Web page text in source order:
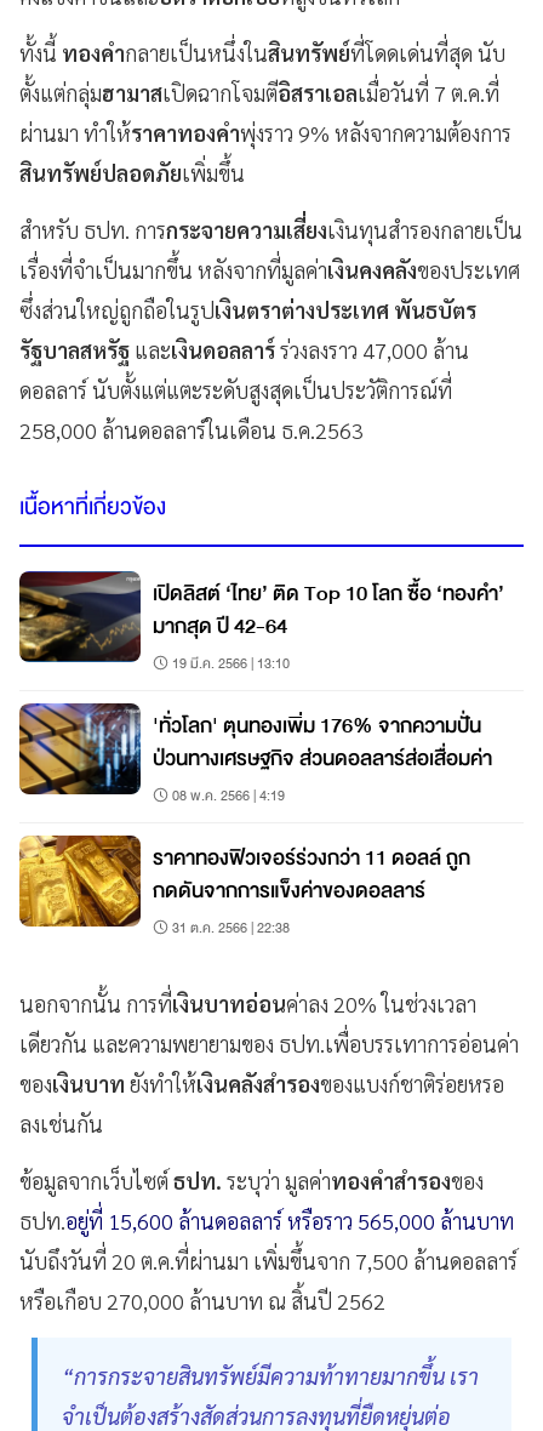
ทั้งนี้ ทองคำกลายเป็นหนึ่งในสินทรัพย์ที่โดดเด่นที่สุด นับ
ตั้งแต่กลุ่มฮามาสเปิดฉากโจมตีอิสราเอลเมื่อวันที่ 7 ต.ค.ที่
ผ่านมา ทำให้ราคาทองคำพุ่งราว 9% หลังจากความต้องการ
สินทรัพย์ปลอดภัยเพิ่มขึ้น
สำหรับ ธปท. การกระจายความเสี่ยงเงินทุนสำรองกลายเป็น
เรื่องที่จำเป็นมากขึ้น หลังจากที่มูลค่าเงินคงคลังของประเทศ
ซึ่งส่วนใหญ่ถูกถือในรูปเงินตราต่างประเทศ พันธบัตร
รัฐบาลสหรัฐ และเงินดอลลาร์ร่วงลงราว 47,000 ล้าน
ดอลลาร์ นับตั้งแต่แตะระดับสูงสุดเป็นประวัติการณ์ที่
258,000 ล้านดอลลาร์ในเดือน ธ.ค.2563
เนื้อหาที่เกี่ยวข้อง
เปิดลิสต์ ‘ไทย’ ติด Top 10 โลก ซื้อ ‘ทองคำ’
มากสุด ปี 42-64
19 มี.ค. 2566 | 13:10
'ทั่วโลก' ตุนทองเพิ่ม 176% จากความปั่น
ป่วนทางเศรษฐกิจ ส่วนดอลลาร์ส่อเสื่อมค่า
08 พ.ค. 2566 | 4:19
ราคาทองฟิวเจอร์ร่วงกว่า 11 ดอลล์ ถูก
กดดันจากการแข็งค่าของดอลลาร์
31 ต.ค. 2566 | 22:38
นอกจากนั้น การที่เงินบาทอ่อนค่าลง 20% ในช่วงเวลา
เดียวกัน และความพยายามของ ธปท.เพื่อบรรเทาการอ่อนค่า
ของเงินบาท ยังทำให้เงินคลังสำรองของแบงก์ชาติร่อยหรอ
ลงเช่นกัน
ข้อมูลจากเว็บไซต์ ธปท. ระบุว่า มูลค่าทองคำสำรองของ
ธปท.อยู่ที่ 15,600 ล้านดอลลาร์ หรือราว 565,000 ล้านบาท
นับถึงวันที่ 20 ต.ค.ที่ผ่านมา เพิ่มขึ้นจาก 7,500 ล้านดอลลาร์
หรือเกือบ 270,000 ล้านบาท ณ สิ้นปี 2562
“การกระจายสินทรัพย์มีความท้าทายมากขึ้น เรา
จำเป็นต้องสร้างสัดส่วนการลงทุนที่ยืดหยุ่นต่อ